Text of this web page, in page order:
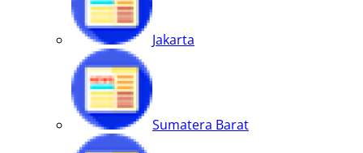
Jakarta
Sumatera Barat